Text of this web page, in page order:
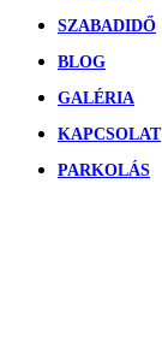
SZABADIDŐ
BLOG
GALÉRIA
KAPCSOLAT
PARKOLÁS